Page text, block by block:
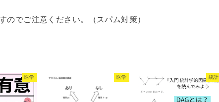
のでご注意ください。（スパム対策）
医学 医学 統計